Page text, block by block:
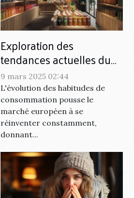
Exploration des
tendances actuelles du
marché du snus sans
tabac en Europe
9 mars 2025 02:44
L'évolution des habitudes de
consommation pousse le
marché européen à se
réinventer constamment,
donnant...